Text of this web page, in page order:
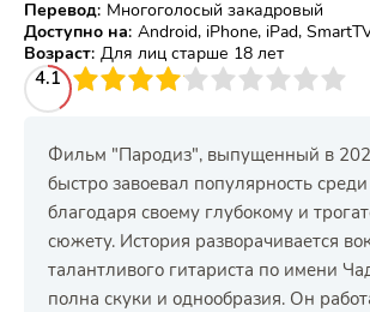
Перевод: Многоголосый закадровый
Доступно на: Android, iPhone, iPad,
Возраст: Для лиц старше 18 лет
4.1
4 5 6 7 8 9 10
Фильм "Пародиз", выпущенный в
быстро завоевал популярность
благодаря своему глубокому и
сюжету. История разворачивается
талантливого гитариста по имени
полна скуки и однообразия. Он